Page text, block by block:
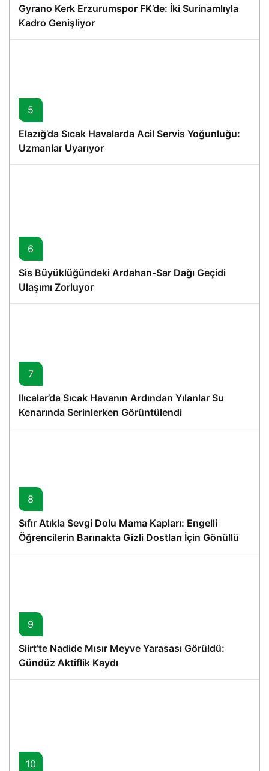
Gyrano Kerk Erzurumspor FK’de: İki Surinamlıyla
Kadro Genişliyor
5
Elazığ’da Sıcak Havalarda Acil Servis Yoğunluğu:
Uzmanlar Uyarıyor
6
Sis Büyüklüğündeki Ardahan-Sar Dağı Geçidi
Ulaşımı Zorluyor
7
Ilıcalar’da Sıcak Havanın Ardından Yılanlar Su
Kenarında Serinlerken Görüntülendi
8
Sıfır Atıkla Sevgi Dolu Mama Kapları: Engelli
Öğrencilerin Barınakta Gizli Dostları İçin Gönüllü
Proje
9
Siirt’te Nadide Mısır Meyve Yarasası Görüldü:
Gündüz Aktiflik Kaydı
10